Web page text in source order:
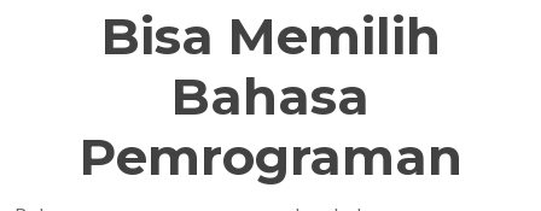
Bisa Memilih
Bahasa
Pemrograman